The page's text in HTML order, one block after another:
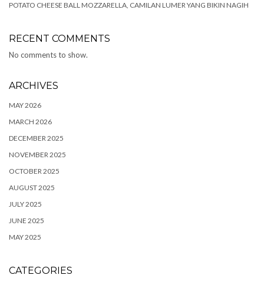
POTATO CHEESE BALL MOZZARELLA, CAMILAN LUMER YANG BIKIN NAGIH
RECENT COMMENTS
No comments to show.
ARCHIVES
MAY 2026
MARCH 2026
DECEMBER 2025
NOVEMBER 2025
OCTOBER 2025
AUGUST 2025
JULY 2025
JUNE 2025
MAY 2025
CATEGORIES